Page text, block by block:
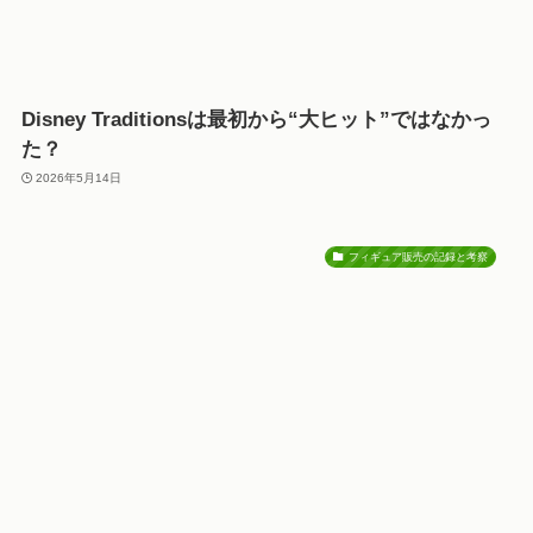
Disney Traditionsは最初から“大ヒット”ではなかっ
た？
2026年5月14日
フィギュア販売の記録と考察